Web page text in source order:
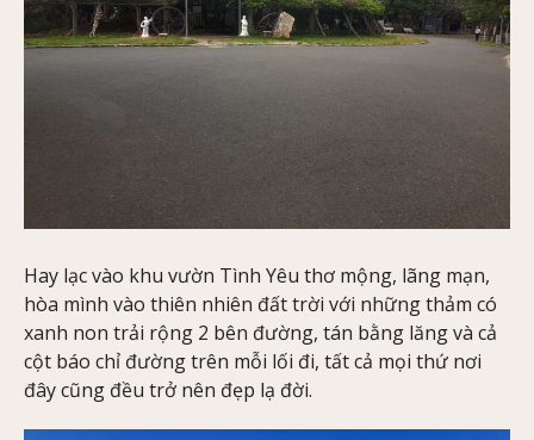
Hay lạc vào khu vườn Tình Yêu thơ mộng, lãng mạn,
hòa mình vào thiên nhiên đất trời với những thảm có
xanh non trải rộng 2 bên đường, tán bằng lăng và cả
cột báo chỉ đường trên mỗi lối đi, tất cả mọi thứ nơi
đây cũng đều trở nên đẹp lạ đời.